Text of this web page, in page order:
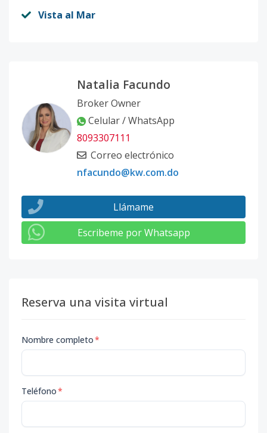
Vista al Mar
Natalia Facundo
Broker Owner
Celular / WhatsApp
8093307111
Correo electrónico
nfacundo@kw.com.do
Llámame
Escribeme por Whatsapp
Reserva una visita virtual
Nombre completo*
Teléfono*